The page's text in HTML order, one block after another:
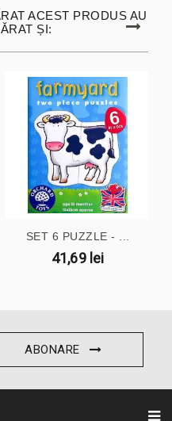
ACEST PRODUS AU
ȘI:
SET 6 PUZZLE - ...
41,69 lei
ABONARE